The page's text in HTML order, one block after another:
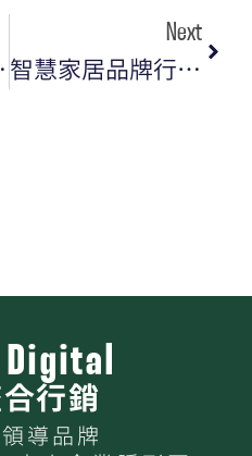
建議
Next
智慧家居品牌行銷攻略｜從 SEO 優化到品牌經營的關鍵策略
行銷
導品牌